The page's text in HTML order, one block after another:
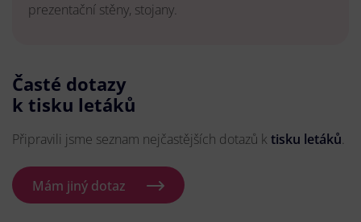
prezentační stěny, stojany.
Časté dotazy
k tisku letáků
Připravili jsme seznam nejčastějších dotazů k tisku letáků.
Mám jiný dotaz